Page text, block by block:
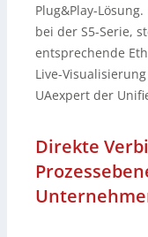
Plug&Play-
bei der S5-Serie,
entsprechende
Live-
UAexpert der
Direkte